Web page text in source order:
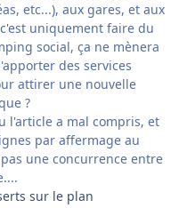
etc...), aux gares, et aux
uniquement faire du
social, ça ne mènera
des services
attirer une nouvelle
?
l'article a mal compris, et
par affermage au
une concurrence entre
sur le plan